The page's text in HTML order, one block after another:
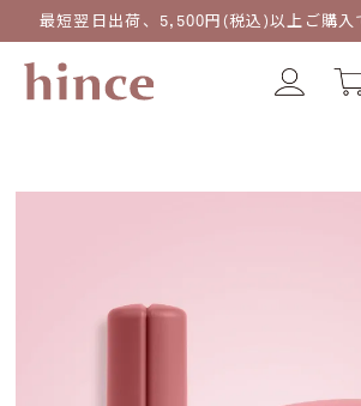
最短翌日出荷、5,500円(税込)以上ご購入